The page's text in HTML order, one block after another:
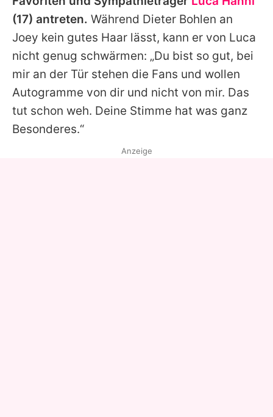
(17) antreten. Während Dieter Bohlen an
Joey kein gutes Haar lässt, kann er von Luca
nicht genug schwärmen: „Du bist so gut, bei
mir an der Tür stehen die Fans und wollen
Autogramme von dir und nicht von mir. Das
tut schon weh. Deine Stimme hat was ganz
Besonderes.“
Anzeige